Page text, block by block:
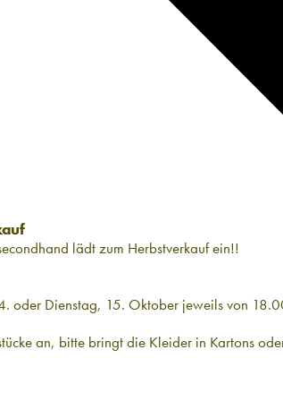
lädt zum Herbstverkauf ein!!
oder Dienstag, 15. Oktober jeweils von
an, bitte bringt die Kleider in Kartons